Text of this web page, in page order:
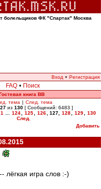
болельщиков ФК "Спартак" Москва
Вход • Регистрация
FAQ • Поиск
книга ВВ
тема | След. тема
из 130 [ Сообщений: 6483 ]
1 124 125 126 127, 128 129
130
След.
Добавить
лёгкая игра слов :-)